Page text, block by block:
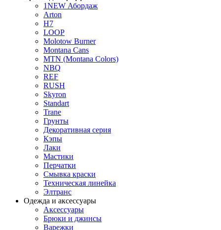
1NEW Абордаж
Arton
H7
LOOP
Molotow Burner
Montana Cans
MTN (Montana Colors)
NBQ
REF
RUSH
Skyron
Standart
Trane
Грунты
Декоративная серия
Кэпы
Лаки
Мастики
Перчатки
Смывка краски
Техническая линейка
Элтранс
Одежда и аксессуары
Аксессуары
Брюки и джинсы
Варежки